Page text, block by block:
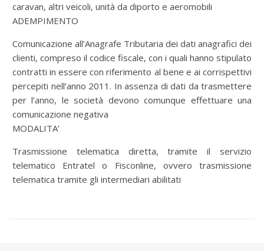
caravan, altri veicoli, unità da diporto e aeromobili
ADEMPIMENTO
Comunicazione all’Anagrafe Tributaria dei dati anagrafici dei
clienti, compreso il codice fiscale, con i quali hanno stipulato
contratti in essere con riferimento al bene e ai corrispettivi
percepiti nell’anno 2011. In assenza di dati da trasmettere
per l’anno, le società devono comunque effettuare una
comunicazione negativa
MODALITA’
Trasmissione telematica diretta, tramite il servizio
telematico Entratel o Fisconline, ovvero trasmissione
telematica tramite gli intermediari abilitati